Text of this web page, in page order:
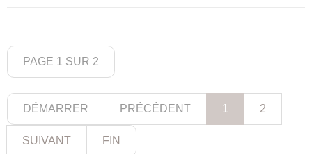
PAGE 1 SUR 2
DÉMARRER PRÉCÉDENT 1 2
SUIVANT FIN